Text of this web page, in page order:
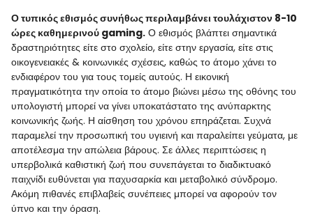
Ο τυπικός εθισμός συνήθως περιλαμβάνει τουλάχιστον 8-10
ώρες καθημερινού gaming. Ο εθισμός βλάπτει σημαντικά
δραστηριότητες είτε στο σχολείο, είτε στην εργασία, είτε στις
οικογενειακές & κοινωνικές σχέσεις, καθώς το άτομο χάνει το
ενδιαφέρον του για τους τομείς αυτούς. Η εικονική
πραγματικότητα την οποία το άτομο βιώνει μέσω της οθόνης του
υπολογιστή μπορεί να γίνει υποκατάστατο της ανύπαρκτης
κοινωνικής ζωής. Η αίσθηση του χρόνου επηράζεται. Συχνά
παραμελεί την προσωπική του υγιεινή και παραλείπει γεύματα, με
αποτέλεσμα την απώλεια βάρους. Σε άλλες περιπτώσεις η
υπερβολικά καθιστική ζωή που συνεπάγεται το διαδικτυακό
παιχνίδι ευθύνεται για παχυσαρκία και μεταβολικό σύνδρομο.
Ακόμη πιθανές επιβλαβείς συνέπειες μπορεί να αφορούν τον
ύπνο και την όραση.